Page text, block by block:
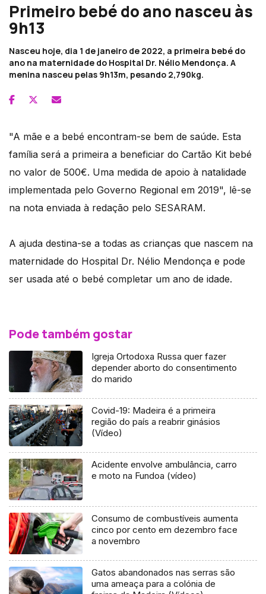
Primeiro bebé do ano nasceu às
9h13
Nasceu hoje, dia 1 de janeiro de 2022, a primeira bebé do
ano na maternidade do Hospital Dr. Nélio Mendonça. A
menina nasceu pelas 9h13m, pesando 2,790kg.
"A mãe e a bebé encontram-se bem de saúde. Esta
família será a primeira a beneficiar do Cartão Kit bebé
no valor de 500€. Uma medida de apoio à natalidade
implementada pelo Governo Regional em 2019", lê-se
na nota enviada à redação pelo SESARAM.
A ajuda destina-se a todas as crianças que nascem na
maternidade do Hospital Dr. Nélio Mendonça e pode
ser usada até o bebé completar um ano de idade.
Pode também gostar
Igreja Ortodoxa Russa quer fazer
depender aborto do consentimento
do marido
Covid-19: Madeira é a primeira
região do país a reabrir ginásios
(Vídeo)
Acidente envolve ambulância, carro
e moto na Fundoa (vídeo)
Consumo de combustíveis aumenta
cinco por cento em dezembro face
a novembro
Gatos abandonados nas serras são
uma ameaça para a colónia de